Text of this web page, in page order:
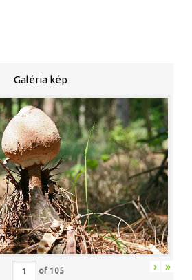
Galéria kép
of 105 › »